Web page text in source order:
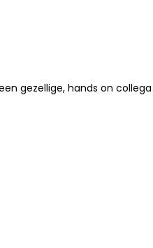
gezellige, hands on